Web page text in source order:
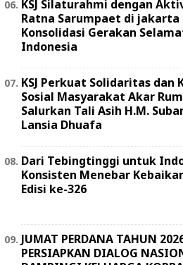
KSJ Silaturahmi dengan
Ratna Sarumpaet di jakarta
Konsolidasi Gerakan
Indonesia
KSJ Perkuat Solidaritas dan
Sosial Masyarakat Akar
Salurkan Tali Asih H.M.
Lansia Dhuafa
Dari Tebingtinggi untuk
Konsisten Menebar
Edisi ke-326
JUMAT PERDANA TAHUN
PERSIAPKAN DIALOG